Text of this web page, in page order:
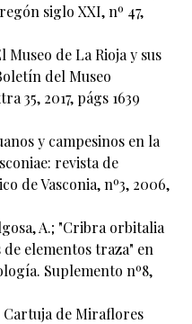
siglo XXI, nº 47,
de La Rioja y sus
del Museo
35, 2017, págs 1639
y campesinos en la
revista de
de Vasconia, nº3, 2006,
A.; "Cribra orbitalia
elementos traza" en
Suplemento nº8,
Cartuja de Miraflores